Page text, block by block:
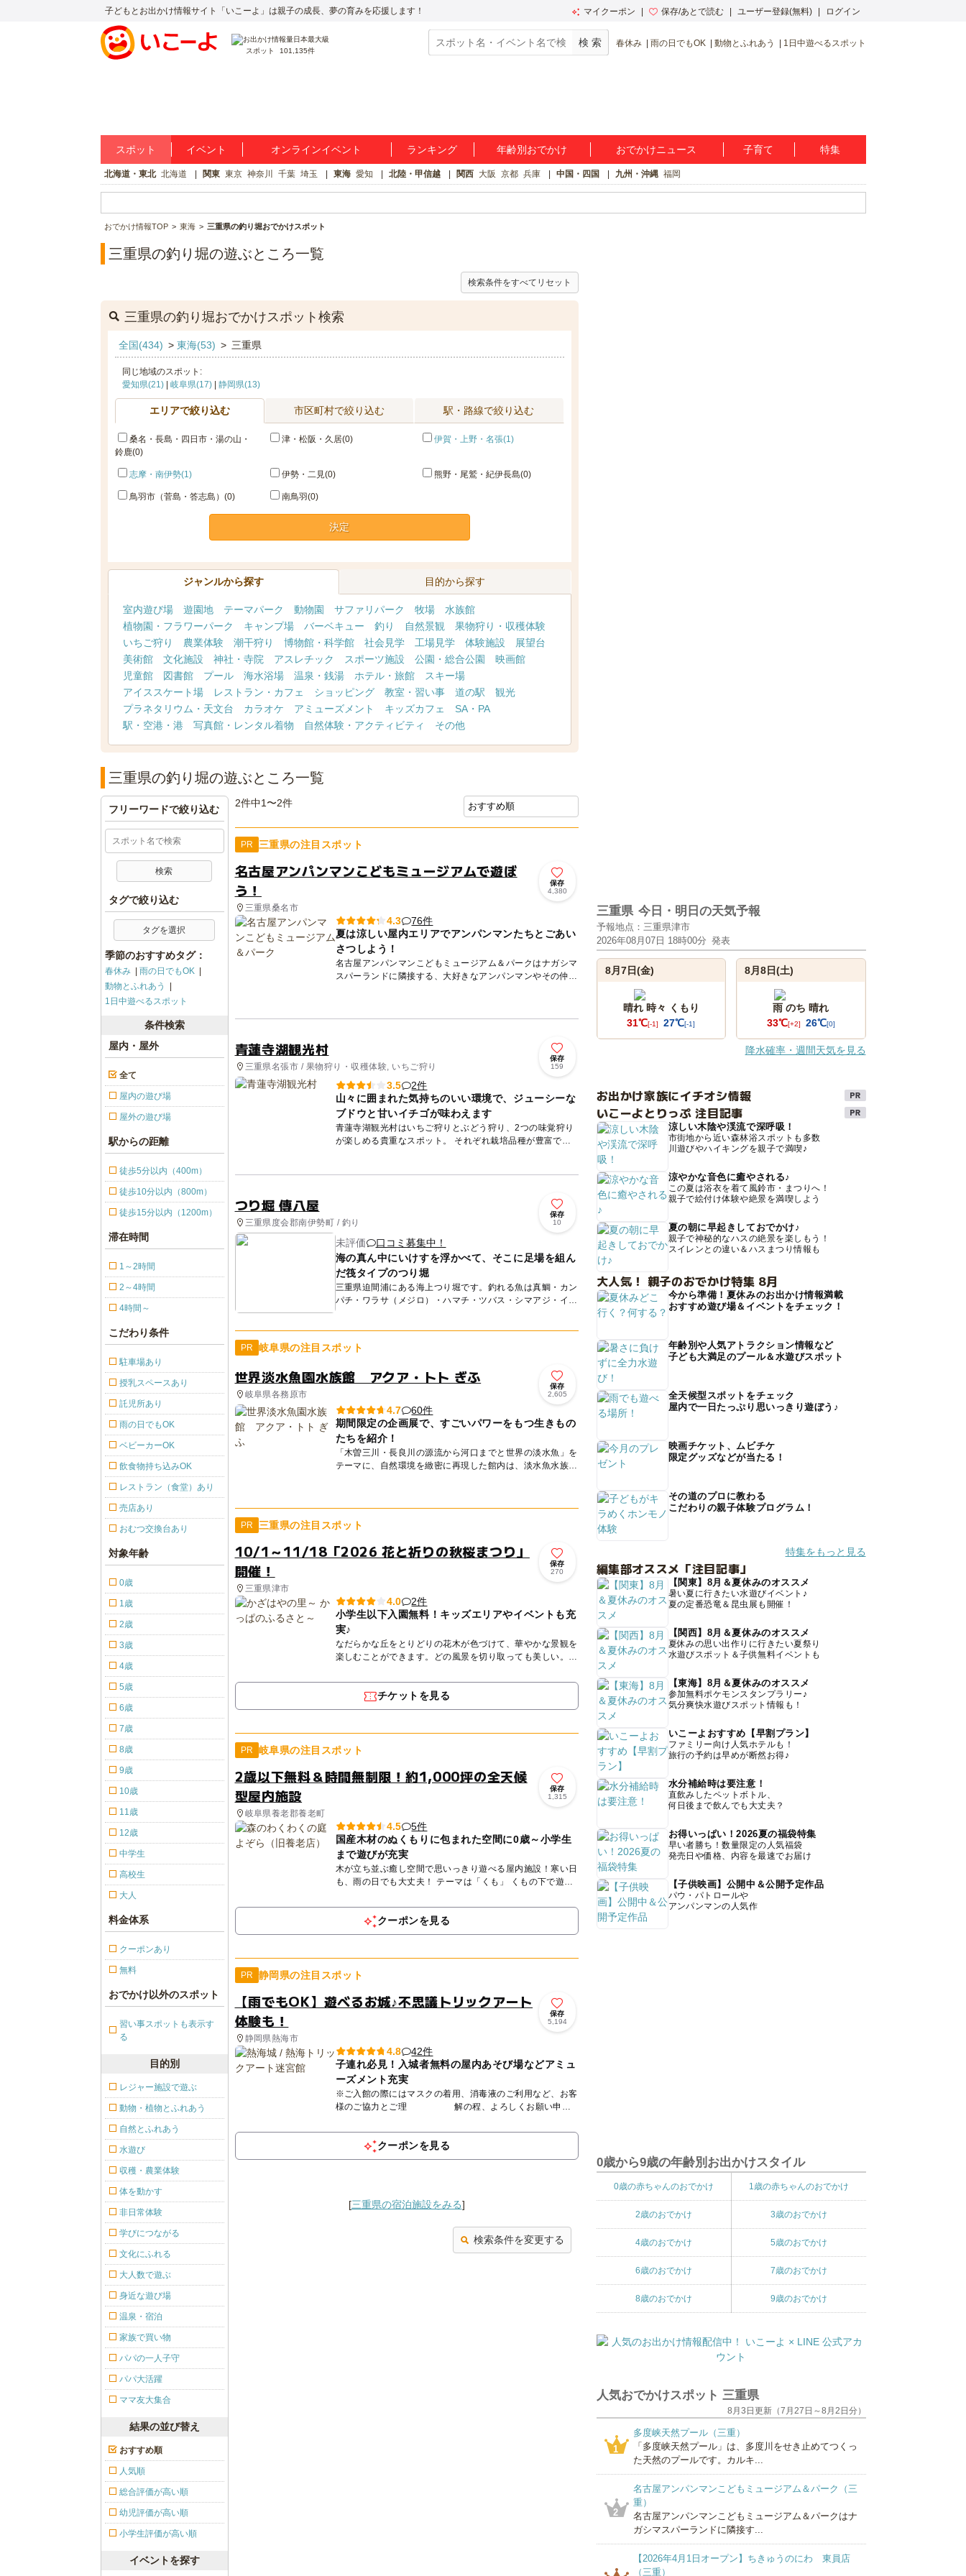
子どもとお出かけ情報サイト「いこーよ」は親子の成長、夢の育みを応援します！ マイクーポン 保存/あとで読む ユーザー登録(無料) ログイン
スポット 101,135件
春休み 雨の日でもOK 動物とふれあう 1日中遊べるスポット
スポット イベント オンラインイベント ランキング 年齢別おでかけ おでかけニュース 子育て 特集
北海道・東北 北海道 関東 東京 神奈川 千葉 埼玉 東海 愛知 北陸・甲信越 関西 大阪 京都 兵庫 中国・四国 九州・沖縄 福岡
おでかけ情報TOP 東海 三重県の釣り堀おでかけスポット
三重県の釣り堀の遊ぶところ一覧
検索条件をすべてリセット
三重県の釣り堀おでかけスポット検索
全国(434) > 東海(53) > 三重県
同じ地域のスポット:
愛知県(21)| 岐阜県(17)| 静岡県(13)
エリアで絞り込む 市区町村で絞り込む 駅・路線で絞り込む
桑名・長島・四日市・湯の山・
鈴鹿(0)
津・松阪・久居(0) 伊賀・上野・名張(1)
志摩・南伊勢(1) 伊勢・二見(0) 熊野・尾鷲・紀伊長島(0)
鳥羽市（菅島・答志島）(0) 南鳥羽(0)
決定
ジャンルから探す 目的から探す
室内遊び場 遊園地 テーマパーク 動物園 サファリパーク 牧場
水族館
植物園・フラワーパーク
キャンプ場 バーベキュー 釣り 自然景観
果物狩り・収穫体験
いちご狩り
農業体験 潮干狩り 博物館・科学館 社会見学 工場見学 体験施設
展望台
美術館
文化施設 神社・寺院 アスレチック スポーツ施設 公園・総合公園
映画館
児童館
図書館 プール 海水浴場 温泉・銭湯 ホテル・旅館
スキー場
アイススケート場
レストラン・カフェ ショッピング 教室・習い事 道の駅
観光
プラネタリウム・天文台
カラオケ アミューズメント キッズカフェ
SA・PA
駅・空港・港
写真館・レンタル着物 自然体験・アクティビティ その他
三重県の釣り堀の遊ぶところ一覧
2件中1〜2件
PR 三重県の注目スポット
名古屋アンパンマンこどもミュージアムで遊ぼ
う！
三重県桑名市
保存
4,380
4.3
76件
夏は涼しい屋内エリアでアンパンマンたちとごあい
さつしよう！
名古屋アンパンマンこどもミュージアム＆パークはナガシマ
スパーランドに隣接する、大好きなアンパンマンやその仲間
青蓮寺湖観光村
三重県名張市 / 果物狩り・収穫体験, いちご狩り
保存
159
3.5
2件
山々に囲まれた気持ちのいい環境で、ジューシーな
ブドウと甘いイチゴが味わえます
青蓮寺湖観光村はいちご狩りとぶどう狩り、2つの味覚狩り
が楽しめる貴重なスポット。 それぞれ栽培品種が豊富で、
つり堀 傳八屋
三重県度会郡南伊勢町 / 釣り
保存
10
未評価
口コミ募集中！
海の真ん中にいけすを浮かべて、そこに足場を組ん
だ筏タイプのつり堀
三重県迫間浦にある海上つり堀です。釣れる魚は真鯛・カン
パチ・ワラサ（メジロ）・ハマチ・ツバス・シマアジ・イサ
ギ。季節によってはスズキ・グレ・イシダイ・ヒラメなどが
PR 岐阜県の注目スポット
世界淡水魚園水族館 アクア・トト ぎふ
岐阜県各務原市
保存
2,605
4.7
60件
期間限定の企画展で、すごいパワーをもつ生きもの
たちを紹介！
「木曽三川・長良川の源流から河口までと世界の淡水魚」を
テーマに、自然環境を緻密に再現した館内は、淡水魚水族館
PR 三重県の注目スポット
10/1～11/18「2026 花と祈りの秋桜まつり」
開催！
三重県津市
保存
270
4.0
2件
小学生以下入園無料！キッズエリアやイベントも充
実♪
なだらかな丘をとりどりの花木が色づけて、華やかな景観を
楽しむことができます。どの風景を切り取っても美しい。花
んか？ 日々...
チケットを見る
PR 岐阜県の注目スポット
2歳以下無料＆時間無制限！約1,000坪の全天候
型屋内施設
岐阜県養老郡養老町
保存
1,315
4.5
5件
国産木材のぬくもりに包まれた空間に0歳～小学生
まで遊びが充実
木が立ち並ぶ癒し空間で思いっきり遊べる屋内施設！寒い日
も、雨の日でも大丈夫！ テーマは「くも」 くもの下で遊ん
「くも...
クーポンを見る
PR 静岡県の注目スポット
【雨でもOK】遊べるお城♪不思議トリックアート
体験も！
静岡県熱海市
保存
5,194
4.8
42件
子連れ必見！入城者無料の屋内あそび場などアミュ
ーズメント充実
※ご入館の際にはマスクの着用、消毒液のご利用など、お客
様のご協力とご理 解の程、よろしくお願い申し
てい...
クーポンを見る
[三重県の宿泊施設をみる]
検索条件を変更する
フリーワードで絞り込む
タグで絞り込む
タグを選択
季節のおすすめタグ：
春休み
雨の日でもOK
動物とふれあう
1日中遊べるスポット
条件検索
屋内・屋外
全て
屋内の遊び場
屋外の遊び場
駅からの距離
徒歩5分以内（400m）
徒歩10分以内（800m）
徒歩15分以内（1200m）
滞在時間
1～2時間
2～4時間
4時間～
こだわり条件
駐車場あり
授乳スペースあり
託児所あり
雨の日でもOK
ベビーカーOK
飲食物持ち込みOK
レストラン（食堂）あり
売店あり
おむつ交換台あり
対象年齢
0歳
1歳
2歳
3歳
4歳
5歳
6歳
7歳
8歳
9歳
10歳
11歳
12歳
中学生
高校生
大人
料金体系
クーポンあり
無料
おでかけ以外のスポット
習い事スポットも表示す
る
目的別
レジャー施設で遊ぶ
動物・植物とふれあう
自然とふれあう
水遊び
収穫・農業体験
体を動かす
非日常体験
学びにつながる
文化にふれる
大人数で遊ぶ
身近な遊び場
温泉・宿泊
家族で買い物
パパの一人子守
パパ大活躍
ママ友大集合
結果の並び替え
おすすめ順
人気順
総合評価が高い順
幼児評価が高い順
小学生評価が高い順
イベントを探す
三重県 今日・明日の天気予報
予報地点：三重県津市
2026年08月07日 18時00分 発表
8月7日(金)
晴れ 時々 くもり
31℃[-1] 27℃[-1]
8月8日(土)
雨 のち 晴れ
33℃[+2] 26℃[0]
降水確率・週間天気を見る
お出かけ家族にイチオシ情報
いこーよとりっぷ 注目記事
涼しい木陰や渓流で深呼吸！
市街地から近い森林浴スポットも多数
川遊びやハイキングを親子で満喫♪
涼やかな音色に癒やされる♪
この夏は浴衣を着て風鈴市・まつりへ！
親子で絵付け体験や絶景を満喫しよう
夏の朝に早起きしておでかけ♪
親子で神秘的なハスの絶景を楽しもう！
スイレンとの違い＆ハスまつり情報も
大人気！ 親子のおでかけ特集 8月
今から準備！夏休みのお出かけ情報満載
おすすめ遊び場＆イベントをチェック！
年齢別や人気アトラクション情報など
子ども大満足のプール＆水遊びスポット
全天候型スポットをチェック
屋内で一日たっぷり思いっきり遊ぼう♪
映画チケット、ムビチケ
限定グッズなどが当たる！
その道のプロに教わる
こだわりの親子体験プログラム！
特集をもっと見る
編集部オススメ「注目記事」
【関東】8月＆夏休みのオススメ
暑い夏に行きたい水遊びイベント♪
夏の定番恐竜＆昆虫展も開催！
【関西】8月＆夏休みのオススメ
夏休みの思い出作りに行きたい夏祭り
水遊びスポット＆子供無料イベントも
【東海】8月＆夏休みのオススメ
参加無料ポケモンスタンプラリー♪
気分爽快水遊びスポット情報も！
いこーよおすすめ【早割プラン】
ファミリー向け人気ホテルも！
旅行の予約は早めが断然お得♪
水分補給時は要注意！
直飲みしたペットボトル、
何日後まで飲んでも大丈夫？
お得いっぱい！2026夏の福袋特集
早い者勝ち！数量限定の人気福袋
発売日や価格、内容を最速でお届け
【子供映画】公開中＆公開予定作品
パウ・パトロールや
アンパンマンの人気作
0歳から9歳の年齢別お出かけスタイル
0歳の赤ちゃんのおでかけ 1歳の赤ちゃんのおでかけ
2歳のおでかけ 3歳のおでかけ
4歳のおでかけ 5歳のおでかけ
6歳のおでかけ 7歳のおでかけ
8歳のおでかけ 9歳のおでかけ
人気おでかけスポット 三重県
8月3日更新（7月27日～8月2日分）
1
多度峡天然プール（三重）
「多度峡天然プール」は、多度川をせき止めてつくっ
た天然のプールです。カルキ...
2
名古屋アンパンマンこどもミュージアム＆パーク（三
重）
名古屋アンパンマンこどもミュージアム＆パークはナ
ガシマスパーランドに隣接す...
【2026年4月1日オープン】ちきゅうのにわ 東員店
（三重）